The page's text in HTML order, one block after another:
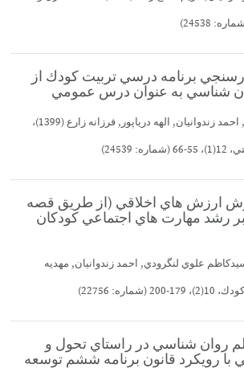
برنامه درسي تربيت كودك از
شناسي به عنوان درس عمومي
سيدكاظم علوي لنگرودي, احمد زندوانيان, الهه درياپور, فرزانه زارع (1399)،
ارزش هاي اخلاقي (از طريق قصه
بر رشد مهارت هاي اجتماعي كودكان
علوي لنگرودي, احمد زندوانيان, مهديه
روان شناسي در راستاي تحول و
با رويكرد قانون برنامه ششم توسعه